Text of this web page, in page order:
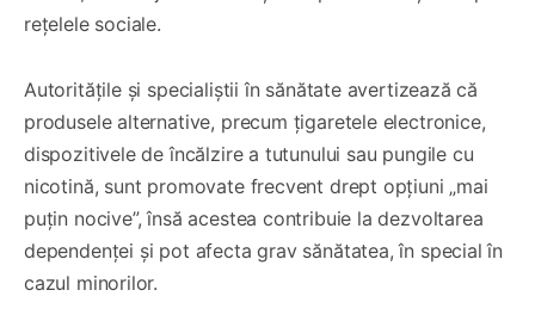
rețelele sociale.
Autoritățile și specialiștii în sănătate avertizează că
produsele alternative, precum țigaretele electronice,
dispozitivele de încălzire a tutunului sau pungile cu
nicotină, sunt promovate frecvent drept opțiuni „mai
puțin nocive”, însă acestea contribuie la dezvoltarea
dependenței și pot afecta grav sănătatea, în special în
cazul minorilor.